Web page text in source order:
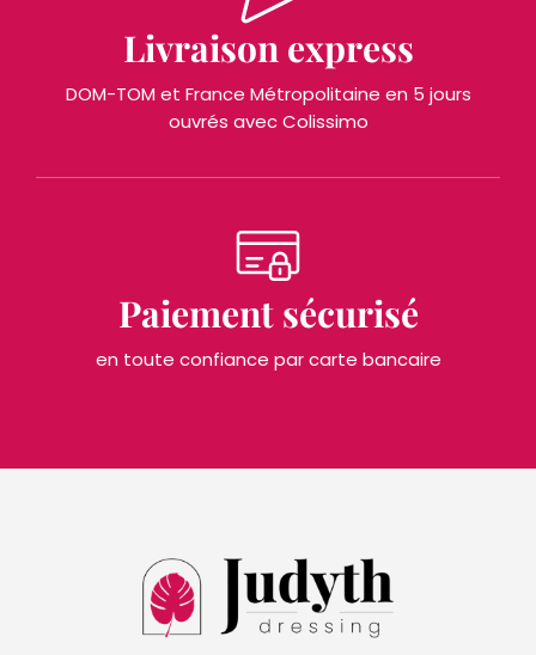
Livraison express
DOM-TOM et France Métropolitaine en 5 jours
ouvrés avec Colissimo
Paiement sécurisé
en toute confiance par carte bancaire